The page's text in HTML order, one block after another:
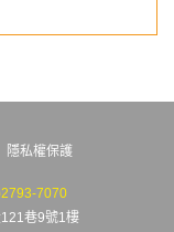
隱私權保護
7070
巷9號1樓